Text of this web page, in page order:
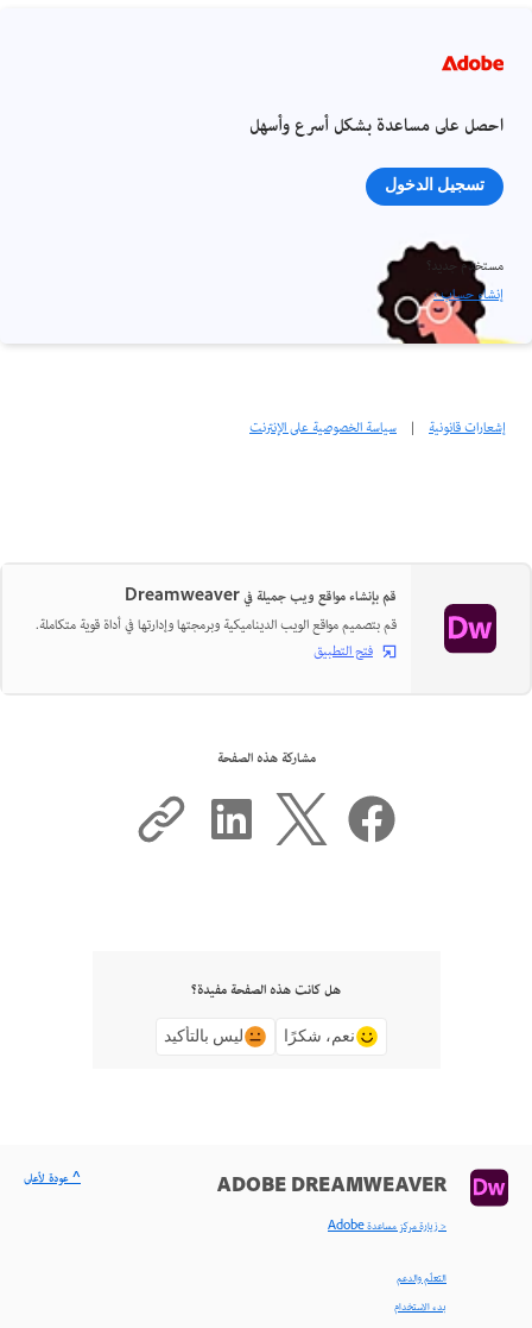
احصل على مساعدة بشكل أسرع وأسهل
تسجيل الدخول
مستخدم جديد؟
إنشاء حساب ›
إشعارات قانونية | سياسة الخصوصية على الإنترنت
قم بإنشاء مواقع ويب جميلة في Dreamweaver
قم بتصميم مواقع الويب الديناميكية وبرمجتها وإدارتها في أداة قوية متكاملة.
فتح التطبيق
مشاركة هذه الصفحة
هل كانت هذه الصفحة مفيدة؟
نعم، شكرًا ليس بالتأكيد
ADOBE DREAMWEAVER
< زيارة مركز مساعدة Adobe
التعلّم والدعم
بدء الاستخدام
^ عودة لأعلى